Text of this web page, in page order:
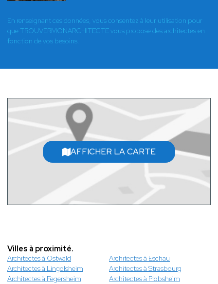
En renseignant ces données, vous consentez à leur utilisation pour
que TROUVERMONARCHITECTE vous propose des architectes en
fonction de vos besoins.
AFFICHER LA CARTE
Villes à proximité.
Architectes à Ostwald
Architectes à Eschau
Architectes à Lingolsheim
Architectes à Strasbourg
Architectes à Fegersheim
Architectes à Plobsheim